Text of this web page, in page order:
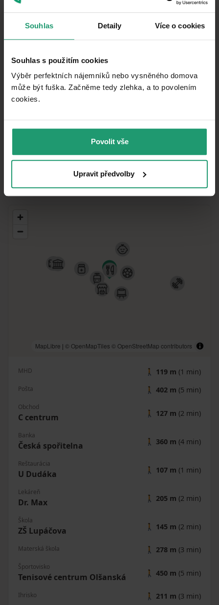
Souhlas Detaily Více o cookies
Souhlas s použitím cookies
Výběr perfektních nájemníků nebo vysněného domova
může být fuška. Začněme tedy zlehka, a to povolením
cookies.​
Povolit vše
Upravit předvolby
ČÍSLO INZERÁTU 453339
UMIESTNENIE Tichá lokalita
PLOCHA GARÁŽE 10m²
MHD 1 minúta pešo
V okolí nehnuteľnosti nájdete
MapLibre | © OpenMapTiles © OpenStreetMap contributors
MHD 🚶 119 m (1 min)
Pošta 🚶 402 m (5 min)
Obchod
C centrum 🚶 127 m (2 min)
Banka
Česká spořitelna 🚶 360 m (4 min)
Reštaurácia
U Dudáka 🚶 107 m (1 min)
Lekáreň
Dr. Max 🚶 205 m (2 min)
Škola
ZŠ Lupáčova 🚶 145 m (2 min)
Materská škola 🚶 278 m (3 min)
Športovisko
Tenisové centrum Olšanská 🚶 450 m (5 min)
Ihrisko 🚶 211 m (3 min)